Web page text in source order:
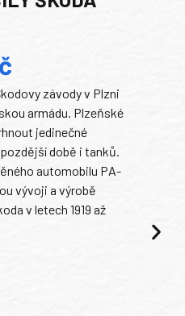
závody v Plzni
armádu. Plzeňské
jedinečné
době i tanků.
automobilu PA-
vývoji a výrobě
v letech 1919 až